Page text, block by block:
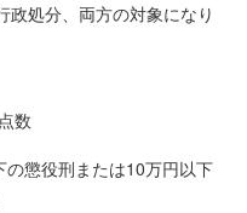
政処分、両方の対象になり
数
の懲役刑または10万円以下